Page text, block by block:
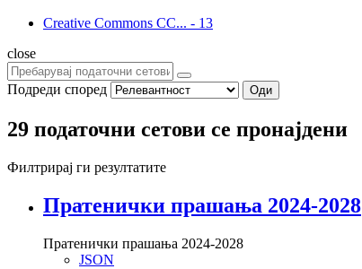
Creative Commons CC... - 13
close
Подреди според Оди
29 податочни сетови се пронајдени
Филтрирај ги резултатите
Пратенички прашања 2024-2028
Пратенички прашања 2024-2028
JSON